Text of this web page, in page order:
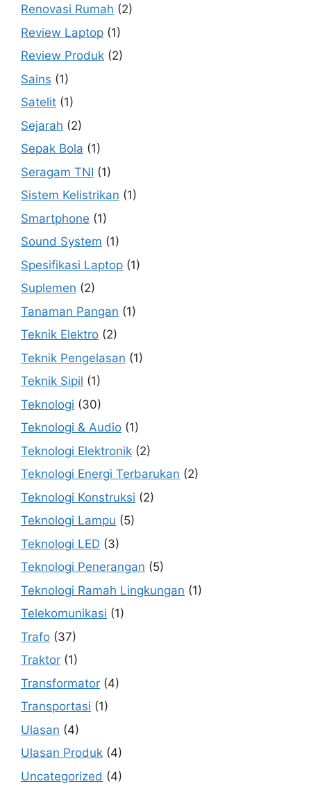
Renovasi Rumah (2)
Review Laptop (1)
Review Produk (2)
Sains (1)
Satelit (1)
Sejarah (2)
Sepak Bola (1)
Seragam TNI (1)
Sistem Kelistrikan (1)
Smartphone (1)
Sound System (1)
Spesifikasi Laptop (1)
Suplemen (2)
Tanaman Pangan (1)
Teknik Elektro (2)
Teknik Pengelasan (1)
Teknik Sipil (1)
Teknologi (30)
Teknologi & Audio (1)
Teknologi Elektronik (2)
Teknologi Energi Terbarukan (2)
Teknologi Konstruksi (2)
Teknologi Lampu (5)
Teknologi LED (3)
Teknologi Penerangan (5)
Teknologi Ramah Lingkungan (1)
Telekomunikasi (1)
Trafo (37)
Traktor (1)
Transformator (4)
Transportasi (1)
Ulasan (4)
Ulasan Produk (4)
Uncategorized (4)